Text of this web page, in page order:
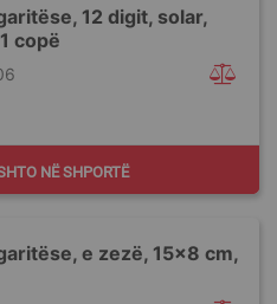
12 digit, solar,
copë
NË SHPORTË
e zezë, 15x8 cm,